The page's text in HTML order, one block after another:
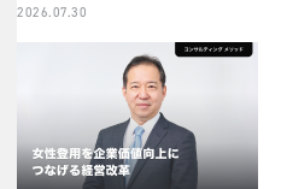
2026.07.30